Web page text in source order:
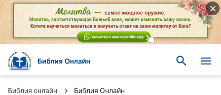
Библия онлайн Библия Онлайн
Книги Ветхого
завета
Бытие Исход